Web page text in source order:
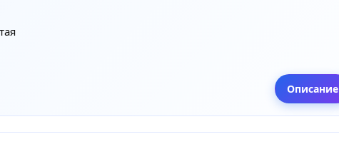
Описание